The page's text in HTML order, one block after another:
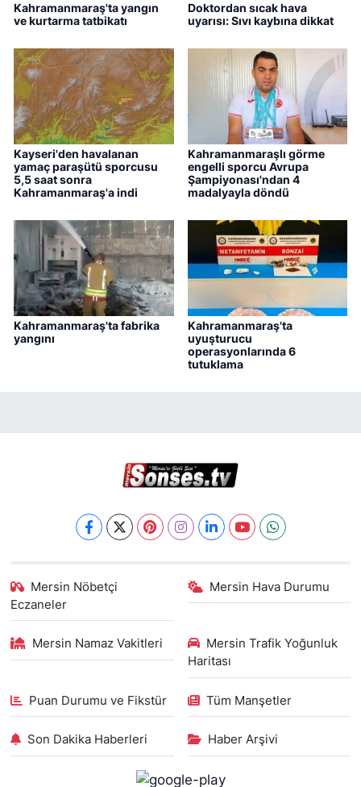
Kahramanmaraş'ta yangın
ve kurtarma tatbikatı
Doktordan sıcak hava
uyarısı: Sıvı kaybına dikkat
Kayseri'den havalanan
yamaç paraşütü sporcusu
5,5 saat sonra
Kahramanmaraş'a indi
Kahramanmaraşlı görme
engelli sporcu Avrupa
Şampiyonası'ndan 4
madalyayla döndü
Kahramanmaraş'ta fabrika
yangını
Kahramanmaraş'ta
uyuşturucu
operasyonlarında 6
tutuklama
Mersin Nöbetçi
Eczaneler
Mersin Hava Durumu
Mersin Namaz Vakitleri
Mersin Trafik Yoğunluk
Haritası
Puan Durumu ve Fikstür Tüm Manşetler
Son Dakika Haberleri Haber Arşivi